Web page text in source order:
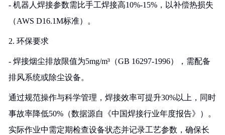
- 机器人焊接参数需比手工焊接高10%-15%，以补偿热损失
（AWS D16.1M标准）。
2. 环保要求
- 焊接烟尘排放限值为5mg/m³（GB 16297-1996），需配备
排风系统或除尘设备。
通过规范操作与科学管理，焊接效率可提升30%以上，同时
事故率降低50%（数据源自《中国焊接行业年度报告》）。
实际作业中需定期检查设备状态并记录工艺参数，确保长